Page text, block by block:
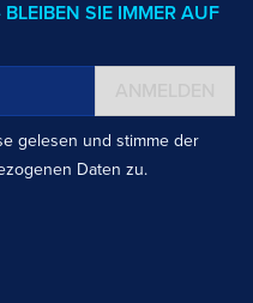
SIE IMMER AUF
gelesen und stimme der
Daten zu.